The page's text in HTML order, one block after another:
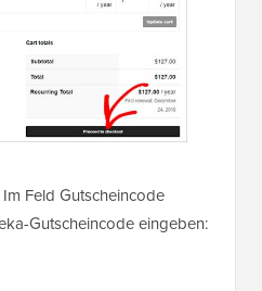
Feld Gutscheincode
Gutscheincode eingeben: